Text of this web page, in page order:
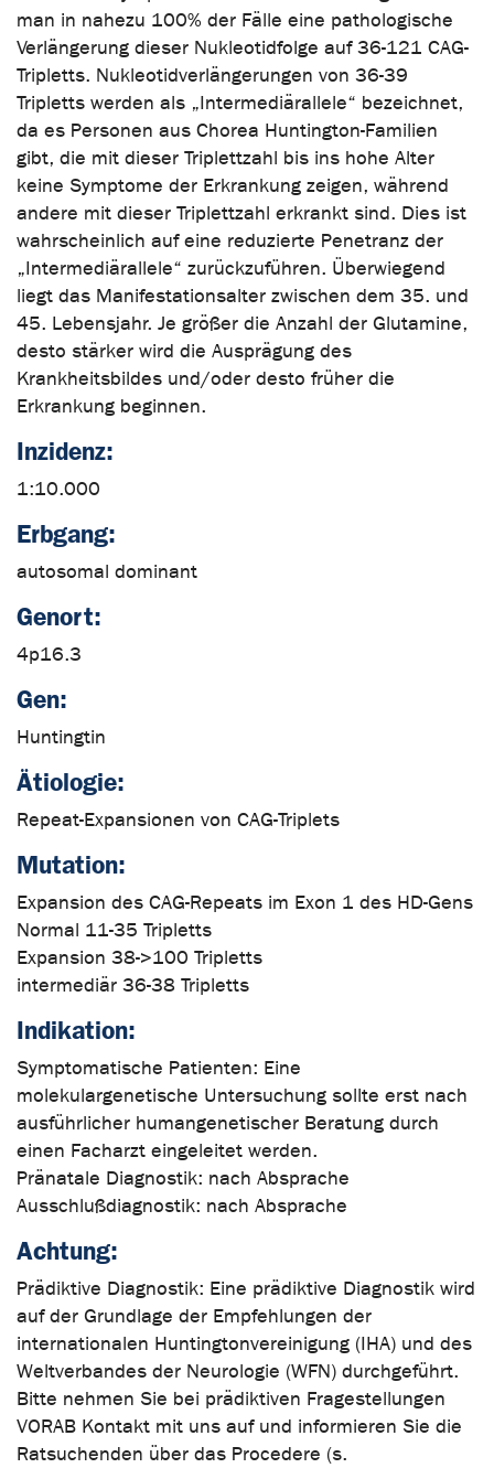
man in nahezu 100% der Fälle eine pathologische
Verlängerung dieser Nukleotidfolge auf 36-121 CAG-
Tripletts. Nukleotidverlängerungen von 36-39
Tripletts werden als „Intermediärallele“ bezeichnet,
da es Personen aus Chorea Huntington-Familien
gibt, die mit dieser Triplettzahl bis ins hohe Alter
keine Symptome der Erkrankung zeigen, während
andere mit dieser Triplettzahl erkrankt sind. Dies ist
wahrscheinlich auf eine reduzierte Penetranz der
„Intermediärallele“ zurückzuführen. Überwiegend
liegt das Manifestationsalter zwischen dem 35. und
45. Lebensjahr. Je größer die Anzahl der Glutamine,
desto stärker wird die Ausprägung des
Krankheitsbildes und/oder desto früher die
Erkrankung beginnen.
Inzidenz:
1:10.000
Erbgang:
autosomal dominant
Genort:
4p16.3
Gen:
Huntingtin
Ätiologie:
Repeat-Expansionen von CAG-Triplets
Mutation:
Expansion des CAG-Repeats im Exon 1 des HD-Gens
Normal 11-35 Tripletts
Expansion 38->100 Tripletts
intermediär 36-38 Tripletts
Indikation:
Symptomatische Patienten: Eine
molekulargenetische Untersuchung sollte erst nach
ausführlicher humangenetischer Beratung durch
einen Facharzt eingeleitet werden.
Pränatale Diagnostik: nach Absprache
Ausschlußdiagnostik: nach Absprache
Achtung:
Prädiktive Diagnostik: Eine prädiktive Diagnostik wird
auf der Grundlage der Empfehlungen der
internationalen Huntingtonvereinigung (IHA) und des
Weltverbandes der Neurologie (WFN) durchgeführt.
Bitte nehmen Sie bei prädiktiven Fragestellungen
VORAB Kontakt mit uns auf und informieren Sie die
Ratsuchenden über das Procedere (s.